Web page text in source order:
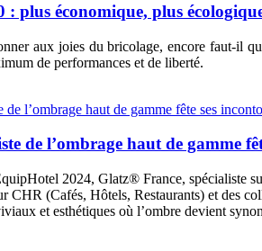
: plus économique, plus
aux joies du bricolage, encore faut-il
de performances et de liberté.
de l’ombrage haut de gamme
2024, Glatz® France, spécialiste
CHR (Cafés, Hôtels, Restaurants) et des
et esthétiques où l’ombre devient